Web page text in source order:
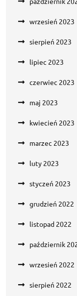
wrzesień 2023
sierpień 2023
lipiec 2023
czerwiec 2023
maj 2023
kwiecień 2023
marzec 2023
luty 2023
styczeń 2023
grudzień 2022
listopad 2022
październik
wrzesień 2022
sierpień 2022